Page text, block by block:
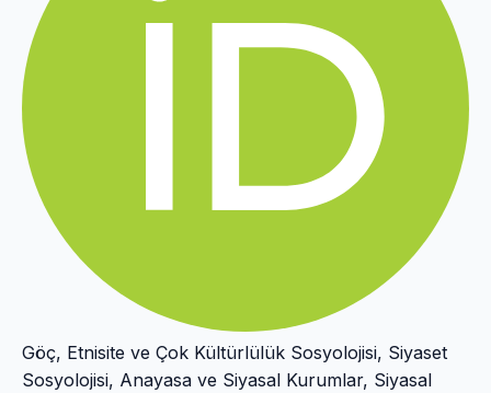
Göç, Etnisite ve Çok Kültürlülük Sosyolojisi, Siyaset
Sosyolojisi, Anayasa ve Siyasal Kurumlar, Siyasal